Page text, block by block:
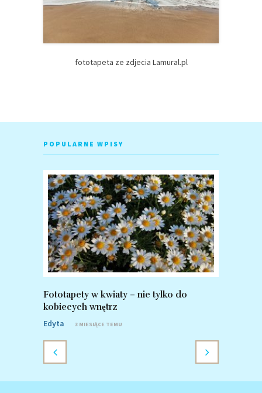
fototapeta ze zdjecia Lamural.pl
POPULARNE WPISY
Fototapety w kwiaty – nie tylko do
kobiecych wnętrz
Edyta
3 MIESIĄCE TEMU